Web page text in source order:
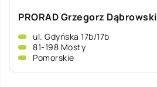
PRORAD Grzegorz Dąbrowski
ul. Gdyńska 17b/17b
81-198 Mosty
Pomorskie